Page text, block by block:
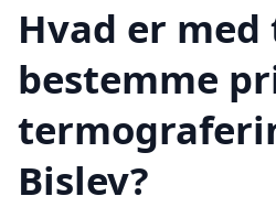
Hvad er
bestemme
Bislev?